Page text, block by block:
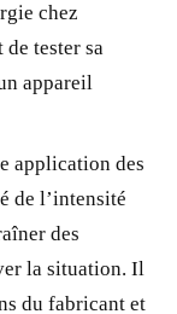
chez
tester sa
appareil
application des
de l’intensité
des
la situation. Il
du fabricant et